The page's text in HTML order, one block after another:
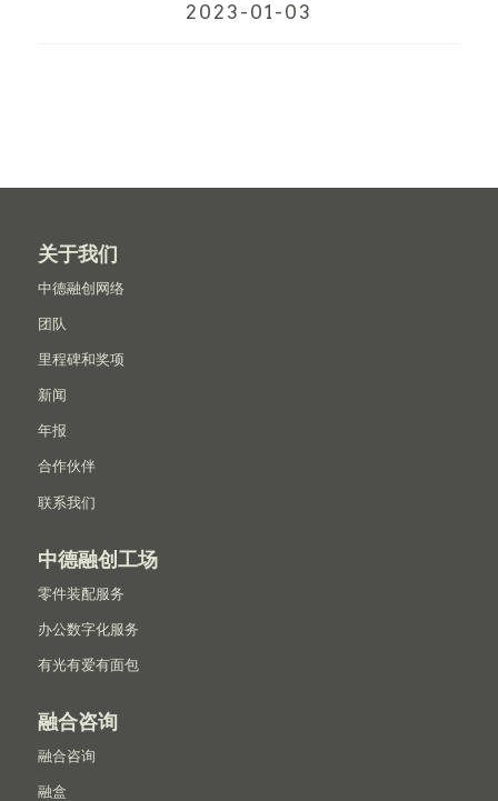
2023-01-03
关于我们
中德融创网络
团队
里程碑和奖项
新闻
年报
合作伙伴
联系我们
中德融创工场
零件装配服务
办公数字化服务
有光有爱有面包
融合咨询
融合咨询
融盒